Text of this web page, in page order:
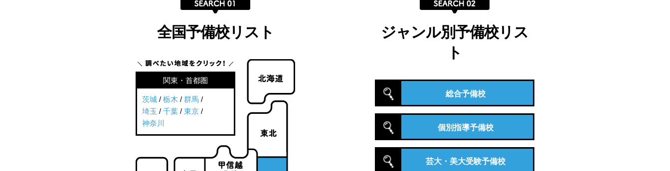
全国予備校リスト
関東・首都圏
茨城 / 栃木 / 群馬 /
埼玉 / 千葉 / 東京 /
神奈川
ジャンル別予備校リス
ト
総合予備校
個別指導予備校
芸大・美大受験予備校